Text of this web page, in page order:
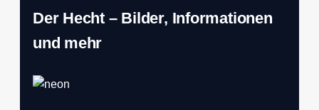
Der Hecht – Bilder, Informationen
und mehr